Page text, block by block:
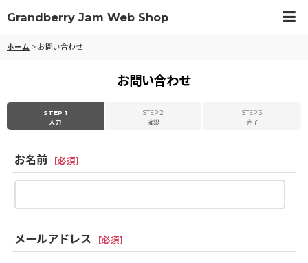
Grandberry Jam Web Shop
ホーム > お問い合わせ
お問い合わせ
STEP 1
入力
STEP 2
確認
STEP 3
完了
お名前 [必須]
メールアドレス [必須]